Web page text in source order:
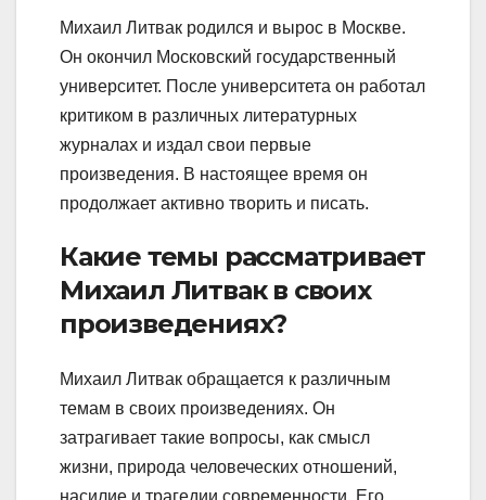
Михаил Литвак родился и вырос в Москве.
Он окончил Московский государственный
университет. После университета он работал
критиком в различных литературных
журналах и издал свои первые
произведения. В настоящее время он
продолжает активно творить и писать.
Какие темы рассматривает
Михаил Литвак в своих
произведениях?
Михаил Литвак обращается к различным
темам в своих произведениях. Он
затрагивает такие вопросы, как смысл
жизни, природа человеческих отношений,